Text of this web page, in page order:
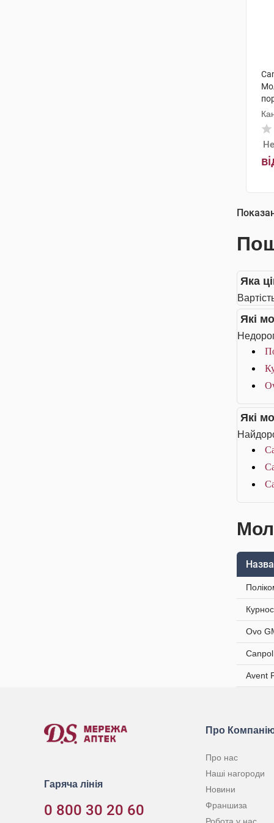
Яка
Які
Які
Назва
Ovo
Avent
Гаряча лінія
0 800 30 20 60
Про
Про нас
Наші нагороди
Новини
Франшиза